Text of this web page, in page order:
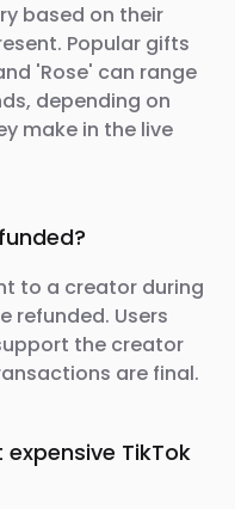
based on their
Popular gifts
'Rose' can range
depending on
make in the live
to a creator during
refunded. Users
the creator
are final.
TikTok